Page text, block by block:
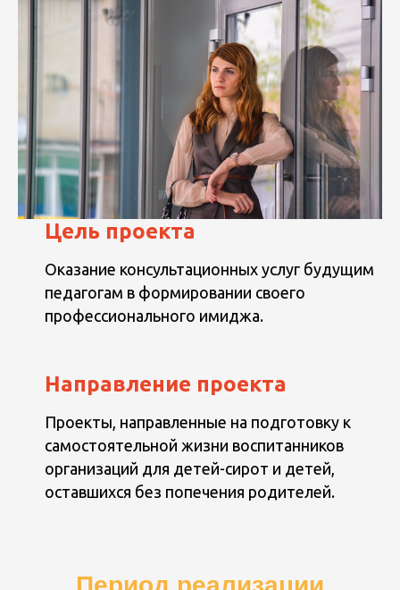
Цель проекта
Оказание консультационных услуг будущим
педагогам в формировании своего
профессионального имиджа.
Направление проекта
Проекты, направленные на подготовку к
самостоятельной жизни воспитанников
организаций для детей-сирот и детей,
оставшихся без попечения родителей.